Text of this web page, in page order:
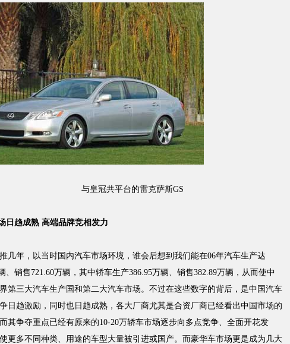
与皇冠共平台的雷克萨斯GS
趋成熟 高端品牌竞相发力
年，以当时国内汽车市场环境，谁会后想到我们能在06年汽车生产达
、销售721.60万辆，其中轿车生产386.95万辆、销售382.89万辆，从而使中
第三大汽车生产国和第二大汽车市场。不过在这些数字的背后，是中国汽车
日趋激励，同时也日趋成熟，各大厂商尤其是合资厂商已经看出中国市场的
其争夺重点已经有原来的10-20万轿车市场逐步向多点竞争、全面开花发
更多不同种类、用途的车型大量被引进或国产。而豪华车市场更是成为几大